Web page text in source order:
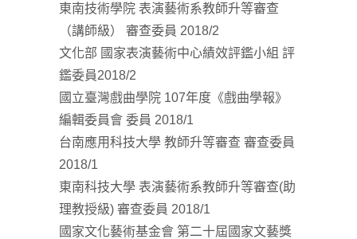
東南技術學院 表演藝術系教師升等審查
（講師級） 審查委員 2018/2
文化部 國家表演藝術中心績效評鑑小組 評
鑑委員2018/2
國立臺灣戲曲學院 107年度《戲曲學報》
編輯委員會 委員 2018/1
台南應用科技大學 教師升等審查 審查委員
2018/1
東南科技大學 表演藝術系教師升等審查(助
理教授級) 審查委員 2018/1
國家文化藝術基金會 第二十屆國家文藝獎